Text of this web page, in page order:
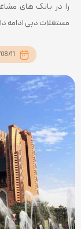
را در بانک های
مستغلات دبی ادامه
11